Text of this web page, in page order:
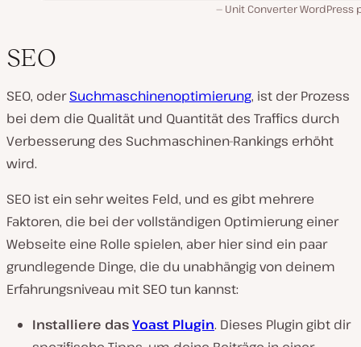
Unit Converter WordPress
SEO
SEO, oderSuchmaschinenoptimierung, ist der Prozess
bei dem die Qualität und Quantität des Traffics durch
Verbesserung des Suchmaschinen-Rankings erhöht
wird.
SEO ist ein sehr weites Feld, und es gibt mehrere
Faktoren, die bei der vollständigen Optimierung einer
Webseite eine Rolle spielen, aber hier sind ein paar
grundlegende Dinge, die du unabhängig von deinem
Erfahrungsniveau mit SEO tun kannst:
Installiere dasYoast Plugin. Dieses Plugin gibt dir